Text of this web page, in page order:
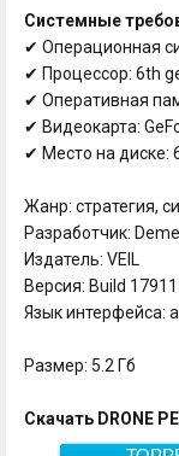
Системные
✔ Операционная
✔ Процессор: 6th
✔ Оперативная
✔ Видеокарта:
✔ Место на диске:
Жанр: стратегия,
Разработчик:
Издатель: VEIL
Версия: Build
Язык интерфейса:
Размер: 5.2 Гб
Скачать DRONE